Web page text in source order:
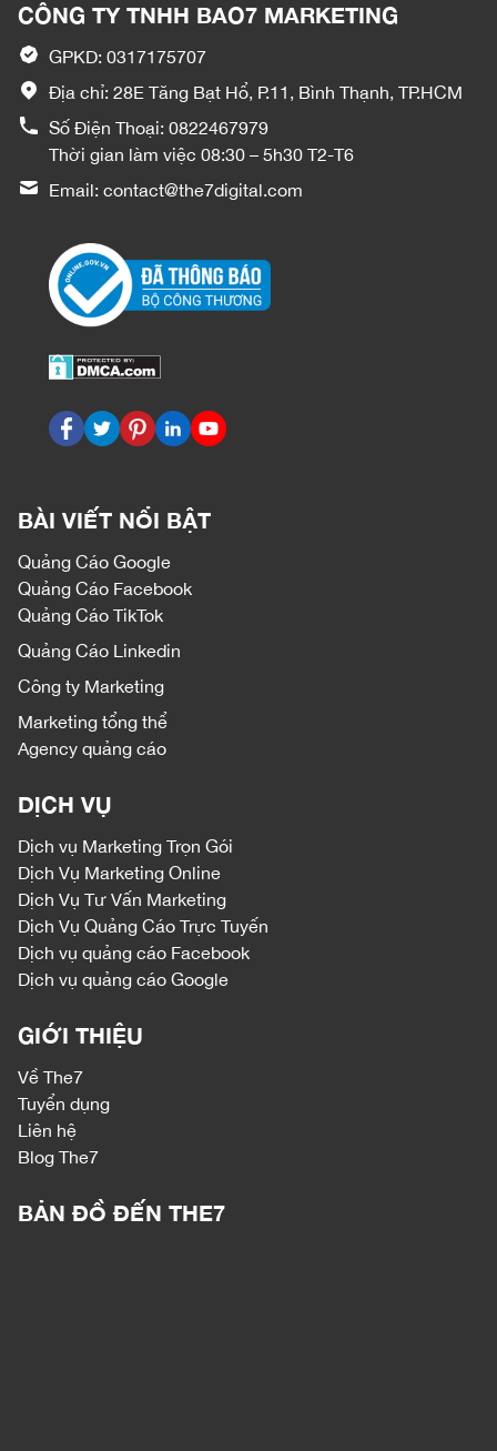
CÔNG TY TNHH BAO7 MARKETING
GPKD: 0317175707
Địa chỉ: 28E Tăng Bạt Hổ, P.11, Bình Thạnh, TP.HCM
Số Điện Thoại: 0822467979
Thời gian làm việc 08:30 – 5h30 T2-T6
Email: contact@the7digital.com
BÀI VIẾT NỔI BẬT
Quảng Cáo Google
Quảng Cáo Facebook
Quảng Cáo TikTok
Quảng Cáo Linkedin
Công ty Marketing
Marketing tổng thể
Agency quảng cáo
DỊCH VỤ
Dịch vụ Marketing Trọn Gói
Dịch Vụ Marketing Online
Dịch Vụ Tư Vấn Marketing
Dịch Vụ Quảng Cáo Trực Tuyến
Dịch vụ quảng cáo Facebook
Dịch vụ quảng cáo Google
GIỚI THIỆU
Về The7
Tuyển dụng
Liên hệ
Blog The7
BẢN ĐỒ ĐẾN THE7